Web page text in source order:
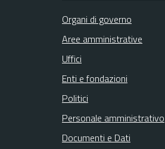
Organi di governo
Aree amministrative
Uffici
Enti e fondazioni
Politici
Personale amministrativo
Documenti e Dati